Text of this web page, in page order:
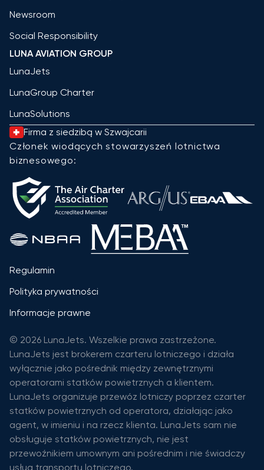
Newsroom
Social Responsibility
LUNA AVIATION GROUP
LunaJets
LunaGroup Charter
LunaSolutions
Firma z siedzibą w Szwajcarii
Członek wiodących stowarzyszeń lotnictwa
biznesowego:
Regulamin
Polityka prywatności
Informacje prawne
© 2026 LunaJets. Wszelkie prawa zastrzeżone.
LunaJets jest brokerem czarteru lotniczego i działa
wyłącznie jako pośrednik między zewnętrznymi
operatorami statków powietrznych a klientem.
LunaJets organizuje przewóz lotniczy poprzez czarter
statków powietrznych od operatora, działając jako
agent, w imieniu i na rzecz klienta. LunaJets sam nie
obsługuje statków powietrznych, nie jest
przewoźnikiem umownym ani pośrednim i nie świadczy
usług transportu lotniczego.